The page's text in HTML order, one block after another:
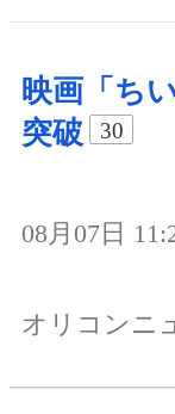
映画「ち
突破
30
08月07日
オリコンニ